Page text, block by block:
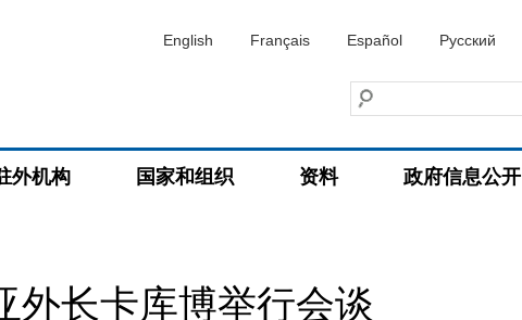
English Français Español Русский
外机构 国家和组织 资料 政府信息公开
外长卡库博举行会谈